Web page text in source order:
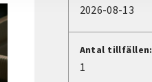
2026-08-13
Antal tillfällen:
1